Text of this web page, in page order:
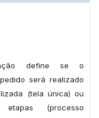
define se o
será realizado
(tela única) ou
(processo